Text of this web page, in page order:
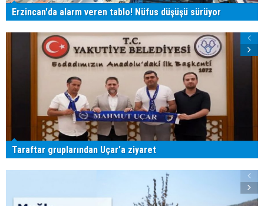
Erzincan'da alarm veren tablo! Nüfus düşüşü sürüyor
Taraftar gruplarından Uçar'a ziyaret